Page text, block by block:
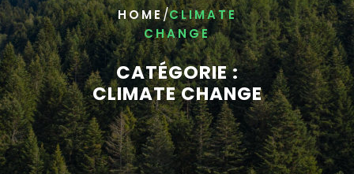
HOME/CLIMATE
CHANGE
CATÉGORIE :
CLIMATE CHANGE